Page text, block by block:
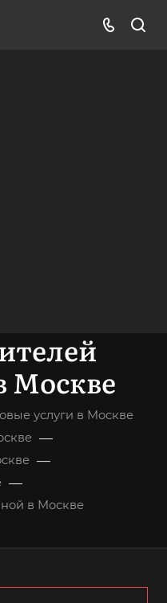
Москве
услуги в Москве
—
—
—
в Москве